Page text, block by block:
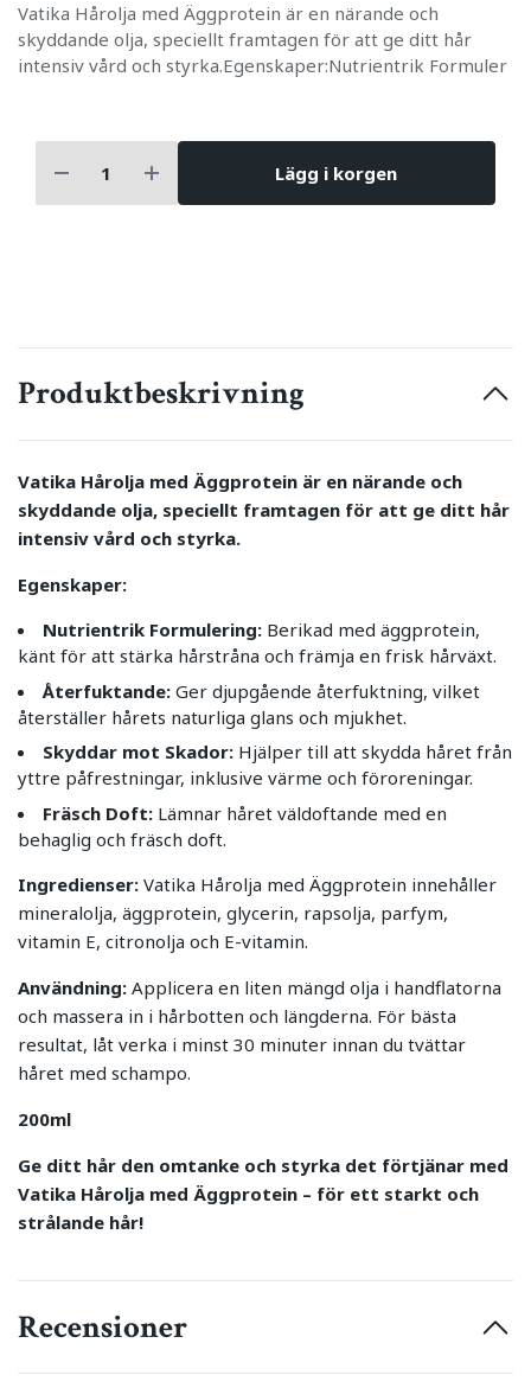
Vatika Hårolja med Äggprotein är en närande och
skyddande olja, speciellt framtagen för att ge ditt hår
intensiv vård och styrka.Egenskaper:Nutrientrik Formuler
Lägg i korgen
Produktbeskrivning
Vatika Hårolja med Äggprotein är en närande och
skyddande olja, speciellt framtagen för att ge ditt hår
intensiv vård och styrka.
Egenskaper:
Nutrientrik Formulering: Berikad med äggprotein,
känt för att stärka hårstråna och främja en frisk hårväxt.
Återfuktande: Ger djupgående återfuktning, vilket
återställer hårets naturliga glans och mjukhet.
Skyddar mot Skador: Hjälper till att skydda håret från
yttre påfrestningar, inklusive värme och föroreningar.
Fräsch Doft: Lämnar håret väldoftande med en
behaglig och fräsch doft.
Ingredienser: Vatika Hårolja med Äggprotein innehåller
mineralolja, äggprotein, glycerin, rapsolja, parfym,
vitamin E, citronolja och E-vitamin.
Användning: Applicera en liten mängd olja i handflatorna
och massera in i hårbotten och längderna. För bästa
resultat, låt verka i minst 30 minuter innan du tvättar
håret med schampo.
200ml
Ge ditt hår den omtanke och styrka det förtjänar med
Vatika Hårolja med Äggprotein – för ett starkt och
strålande hår!
Recensioner